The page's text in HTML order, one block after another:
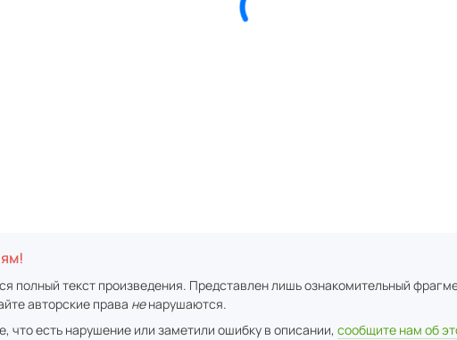
полный текст произведения. Представлен лишь ознакомительный
авторские права ненарушаются.
что есть нарушение или заметили ошибку в описании, сообщите нам об